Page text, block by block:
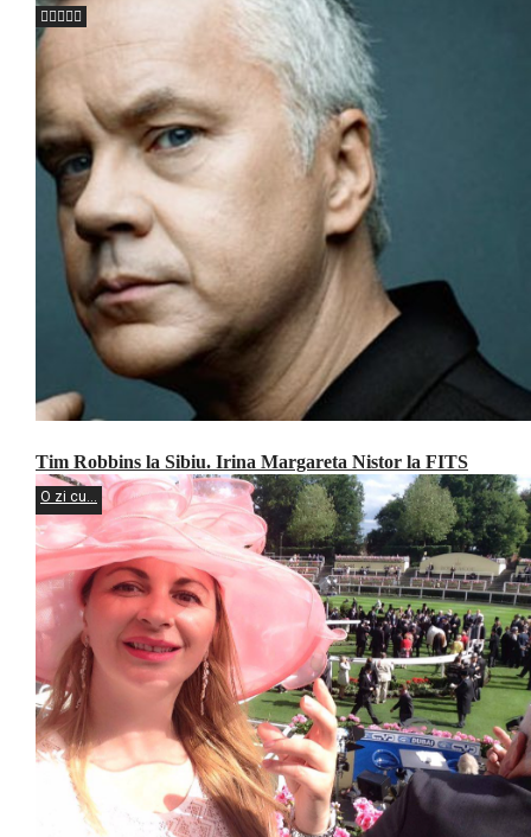
Tim Robbins la Sibiu. Irina Margareta Nistor la FITS
O zi cu...